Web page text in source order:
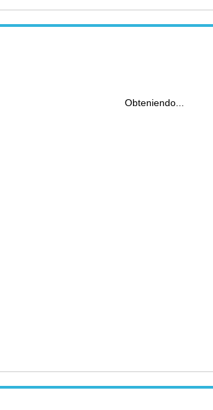
Obteniendo...